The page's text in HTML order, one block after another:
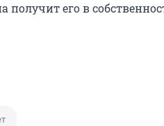
получит его в